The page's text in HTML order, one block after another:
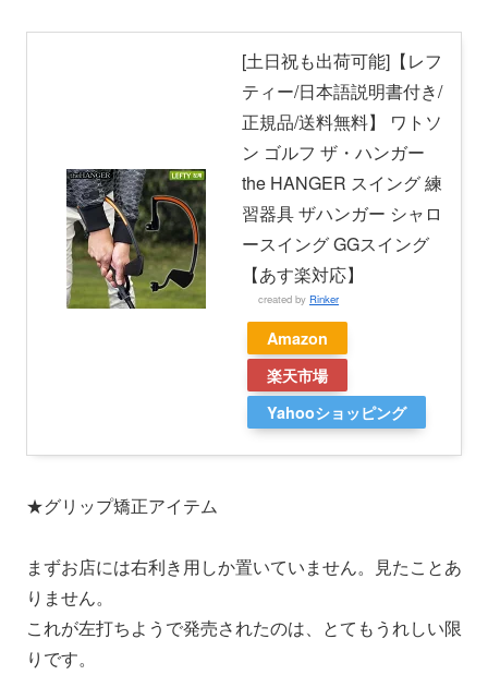
[土日祝も出荷可能]【レフ
ティー/日本語説明書付き/
正規品/送料無料】 ワトソ
ン ゴルフ ザ・ハンガー
the HANGER スイング 練
習器具 ザハンガー シャロ
ースイング GGスイング
【あす楽対応】
created by Rinker
Amazon
楽天市場
Yahooショッピング
★グリップ矯正アイテム
まずお店には右利き用しか置いていません。見たことあ
りません。
これが左打ちようで発売されたのは、とてもうれしい限
りです。